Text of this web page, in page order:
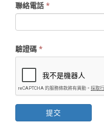
聯絡電話 *
驗證碼 *
提交